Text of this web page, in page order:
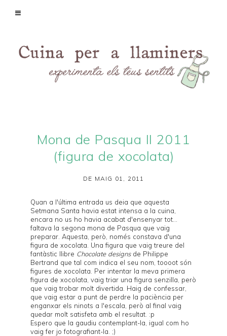
Mona de Pasqua II 2011
(figura de xocolata)
DE MAIG 01, 2011
Quan a l'última entrada us deia que aquesta
Setmana Santa havia estat intensa a la cuina,
encara no us ho havia acabat d'ensenyar tot...
faltava la segona mona de Pasqua que vaig
preparar. Aquesta, però, només constava d'una
figura de xocolata. Una figura que vaig treure del
fantàstic llibre Chocolate designsde Philippe
Bertrand que tal com indica el seu nom, toooot són
figures de xocolata. Per intentar la meva primera
figura de xocolata, vaig triar una figura senzilla, però
que vaig trobar molt divertida. Haig de confessar,
que vaig estar a punt de perdre la paciència per
enganxar els ninots a l'escala, però al final vaig
quedar molt satisfeta amb el resultat. :p
Espero que la gaudiu contemplant-la, igual com ho
vaig fer jo fotografiant-la. ;)